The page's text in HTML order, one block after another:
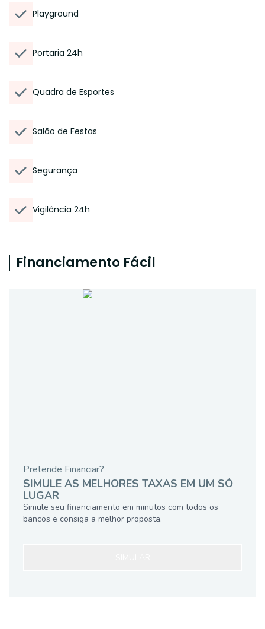
Playground
Portaria 24h
Quadra de Esportes
Salão de Festas
Segurança
Vigilância 24h
Financiamento Fácil
Pretende Financiar?
SIMULE AS MELHORES TAXAS EM UM SÓ
LUGAR
Simule seu financiamento em minutos com todos os
bancos e consiga a melhor proposta.